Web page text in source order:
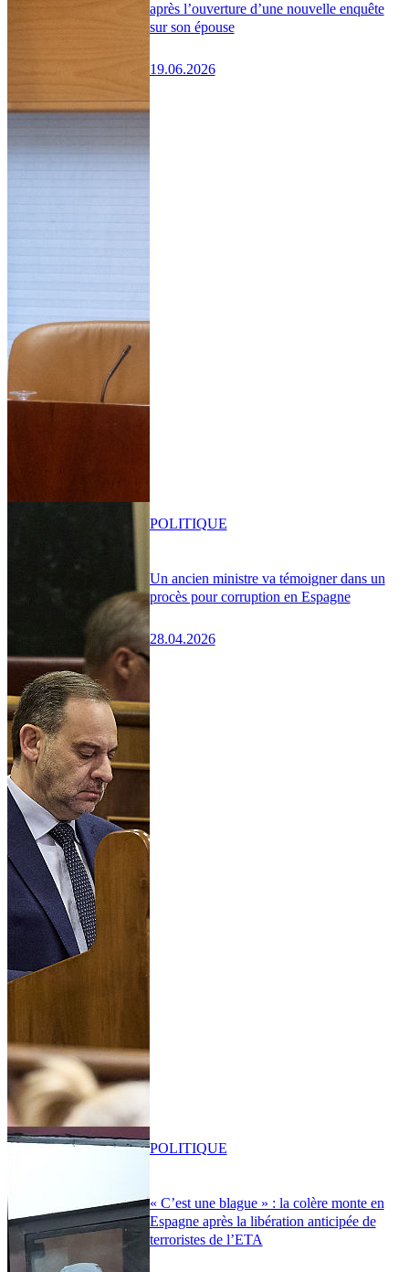
après l’ouverture d’une nouvelle enquête
sur son épouse
19.06.2026
Un ancien ministre va témoigner dans un
procès pour corruption en Espagne
28.04.2026
POLITIQUE
« C’est une blague » : la colère monte en
Espagne après la libération anticipée de
terroristes de l’ETA
POLITIQUE